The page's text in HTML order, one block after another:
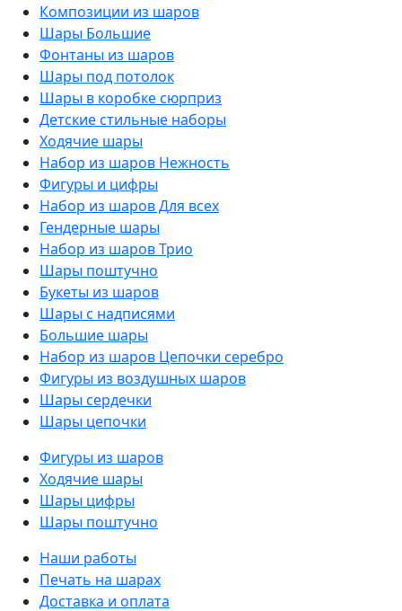
Композиции из шаров
Шары Большие
Фонтаны из шаров
Шары под потолок
Шары в коробке сюрприз
Детские стильные наборы
Ходячие шары
Набор из шаров Нежность
Фигуры и цифры
Набор из шаров Для всех
Гендерные шары
Набор из шаров Трио
Шары поштучно
Букеты из шаров
Шары с надписями
Большие шары
Набор из шаров Цепочки серебро
Фигуры из воздушных шаров
Шары сердечки
Шары цепочки
Фигуры из шаров
Ходячие шары
Шары цифры
Шары поштучно
Наши работы
Печать на шарах
Доставка и оплата